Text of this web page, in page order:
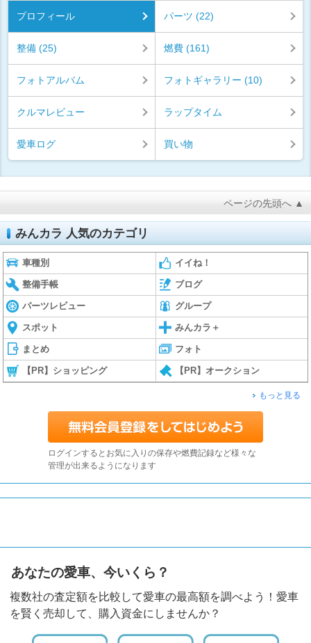
プロフィール パーツ (22)
整備 (25) 燃費 (161)
フォトアルバム フォトギャラリー (10)
クルマレビュー ラップタイム
愛車ログ 買い物
ページの先頭へ ▲
みんカラ 人気のカテゴリ
車種別 イイね！
整備手帳 ブログ
パーツレビュー グループ
スポット みんカラ＋
まとめ フォト
【PR】ショッピング 【PR】オークション
もっと見る
ログインするとお気に入りの保存や燃費記録など様々な
管理が出来るようになります
あなたの愛車、今いくら？
複数社の査定額を比較して愛車の最高額を調べよう！愛車
を賢く売却して、購入資金にしませんか？